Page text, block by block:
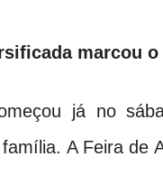
marcou
já no
A Feira de